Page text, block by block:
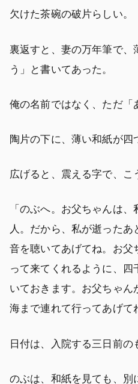
欠けた茶碗の破片らしい。
裏返すと、妻の万年筆で、
う」と書いてあった。
俺の名前ではなく、ただ「
陶片の下に、薄い和紙が四
広げると、震える字で、こ
「のぶへ。お父ちゃんは
人。だから、私が逝った
音を聴いてあげてね。お父
って来てくれるように、
いておきます。お父ちゃ
海まで連れて行ってあげて
日付は、入院する三日前の
のぶは、和紙を見ても、別